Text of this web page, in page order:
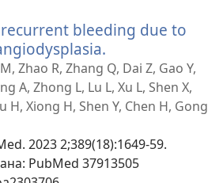
окне)
bleeding due to
в
новом
окне)
Zhao R, Zhang Q, Dai Z, Gao Y,
A, Zhong L, Lu L, Xu L, Shen X,
H, Xiong H, Shen Y, Chen H, Gong
2023 2;389(18):1649-59.
‎: PubMed 37913505